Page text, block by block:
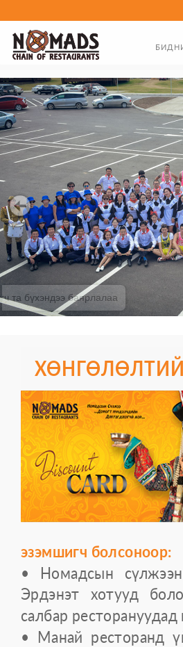
20 жил бидэнтэй хамт байсан
эзэмшигч болсоноор:
• Номадсын
Эрдэнэт хотууд
салбар
• Манай ресторанд